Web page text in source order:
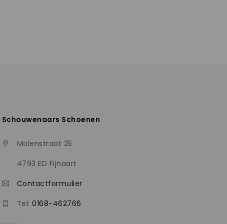
Schouwenaars Schoenen
Molenstraat 25
4793 ED Fijnaart
Contactformulier
Tel:0168-462766